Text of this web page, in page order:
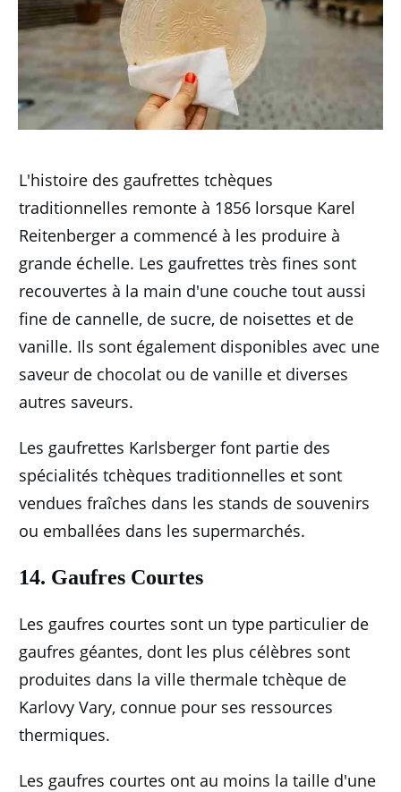
L'histoire des gaufrettes tchèques
traditionnelles remonte à 1856 lorsque Karel
Reitenberger a commencé à les produire à
grande échelle. Les gaufrettes très fines sont
recouvertes à la main d'une couche tout aussi
fine de cannelle, de sucre, de noisettes et de
vanille. Ils sont également disponibles avec une
saveur de chocolat ou de vanille et diverses
autres saveurs.
Les gaufrettes Karlsberger font partie des
spécialités tchèques traditionnelles et sont
vendues fraîches dans les stands de souvenirs
ou emballées dans les supermarchés.
14. Gaufres Courtes
Les gaufres courtes sont un type particulier de
gaufres géantes, dont les plus célèbres sont
produites dans la ville thermale tchèque de
Karlovy Vary, connue pour ses ressources
thermiques.
Les gaufres courtes ont au moins la taille d'une